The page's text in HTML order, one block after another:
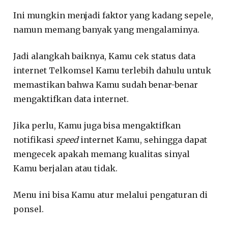
Ini mungkin menjadi faktor yang kadang sepele,
namun memang banyak yang mengalaminya.
Jadi alangkah baiknya, Kamu cek status data
internet Telkomsel Kamu terlebih dahulu untuk
memastikan bahwa Kamu sudah benar-benar
mengaktifkan data internet.
Jika perlu, Kamu juga bisa mengaktifkan
notifikasi speedinternet Kamu, sehingga dapat
mengecek apakah memang kualitas sinyal
Kamu berjalan atau tidak.
Menu ini bisa Kamu atur melalui pengaturan di
ponsel.